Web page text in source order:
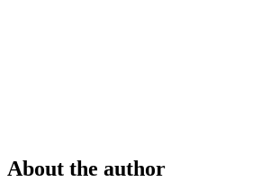
About the author